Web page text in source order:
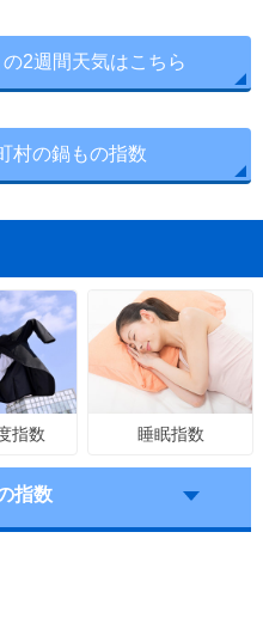
2週間天気はこちら
村の鍋もの指数
指数 睡眠指数
指数